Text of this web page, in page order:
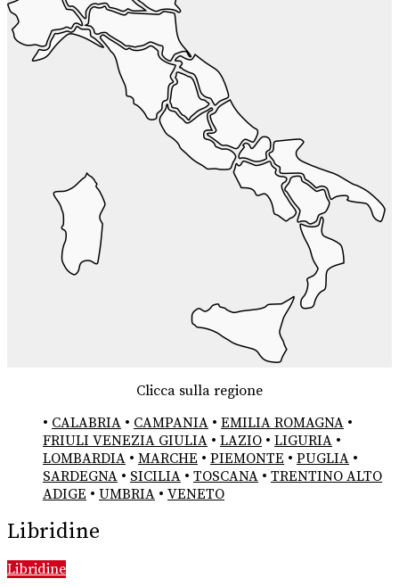
Clicca sulla regione
• CALABRIA • CAMPANIA • EMILIA ROMAGNA •
FRIULI VENEZIA GIULIA • LAZIO • LIGURIA •
LOMBARDIA • MARCHE • PIEMONTE • PUGLIA •
SARDEGNA • SICILIA • TOSCANA • TRENTINO ALTO
ADIGE • UMBRIA • VENETO
Libridine
Libridine